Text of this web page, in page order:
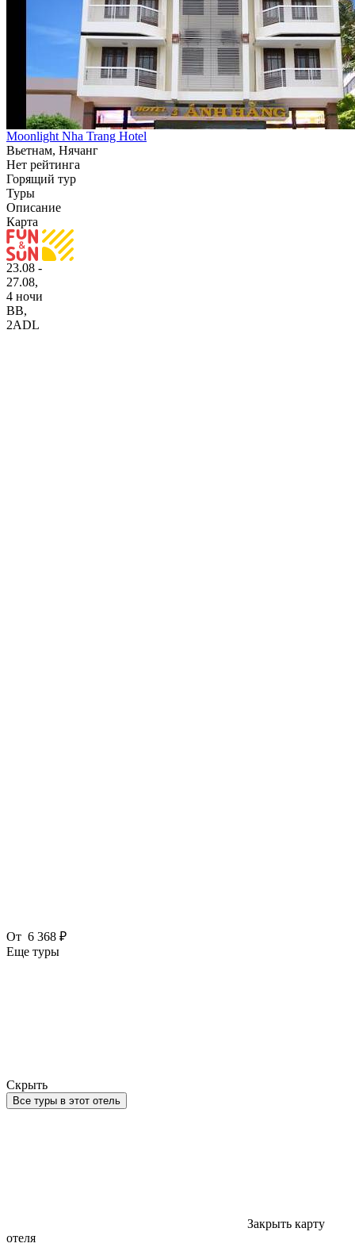
Moonlight Nha Trang Hotel
Вьетнам, Нячанг
Нет рейтинга
Горящий тур
Туры
Описание
Карта
23.08 -
27.08,
4 ночи
BB,
2ADL
От 6 368 ₽
Еще туры
Скрыть
Все туры в этот отель
Закрыть карту
отеля